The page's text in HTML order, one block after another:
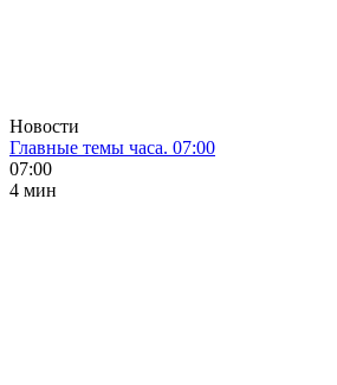
Новости
Главные темы часа. 07:00
07:00
4 мин